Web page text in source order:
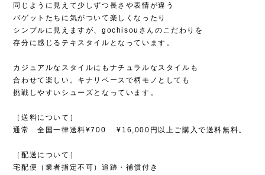
同じように見えて少しずつ長さや表情が違う
バゲットたちに気がついて楽しくなったり
シンプルに見えますが、gochisouさんのこだわりを
存分に感じるテキスタイルとなっています。
カジュアルなスタイルにもナチュラルなスタイルも
合わせて楽しい。キナリベースで柄モノとしても
挑戦しやすいシューズとなっています。
［送料について］
通常 全国一律送料¥700 ¥16,000円以上ご購入で送料無料。
［配送について］
宅配便（業者指定不可）追跡・補償付き